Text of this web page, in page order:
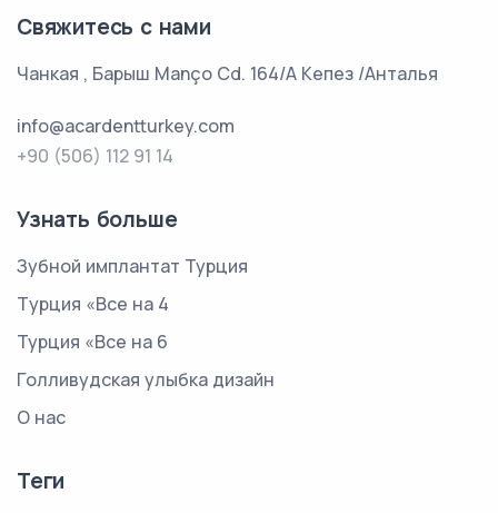
Свяжитесь с нами
Чанкая , Барыш Manço Cd. 164/A Кепез /Анталья
info@acardentturkey.com
+90 (506) 112 91 14
Узнать больше
Зубной имплантат Турция
Tурция «Все на 4
Турция «Все на 6
Голливудская улыбка дизайн
О нас
Теги